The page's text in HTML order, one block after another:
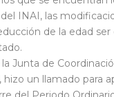
INAI, las
de la edad
Junta de
hizo un llamado para